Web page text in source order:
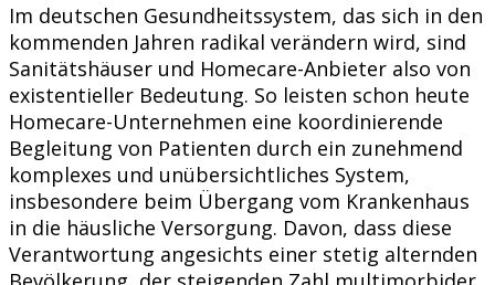
Im deutschen Gesundheitssystem, das sich in den
kommenden Jahren radikal verändern wird, sind
Sanitätshäuser und Homecare-Anbieter also von
existentieller Bedeutung. So leisten schon heute
Homecare-Unternehmen eine koordinierende
Begleitung von Patienten durch ein zunehmend
komplexes und unübersichtliches System,
insbesondere beim Übergang vom Krankenhaus
in die häusliche Versorgung. Davon, dass diese
Verantwortung angesichts einer stetig alternden